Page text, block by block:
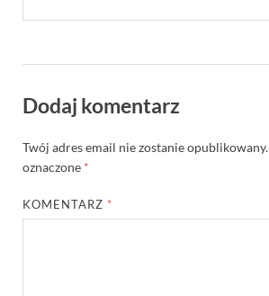
Dodaj komentarz
Twój adres email nie zostanie opublikowany.
oznaczone *
KOMENTARZ *